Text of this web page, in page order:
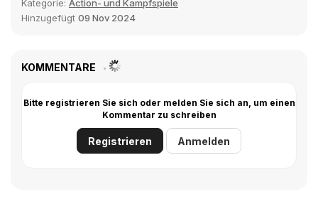
Kategorie: Action- und Kampfspiele
Hinzugefügt 09 Nov 2024
KOMMENTARE
Bitte registrieren Sie sich oder melden Sie sich an, um einen
Kommentar zu schreiben
Registrieren Anmelden